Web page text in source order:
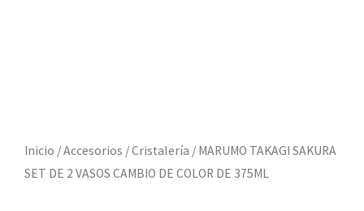
Inicio /Accesorios /Cristalería / MARUMO TAKAGI SAKURA
SET DE 2 VASOS CAMBIO DE COLOR DE 375ML